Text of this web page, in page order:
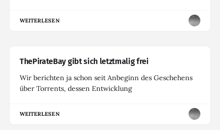
WEITERLESEN
ThePirateBay gibt sich letztmalig frei
Wir berichten ja schon seit Anbeginn des Geschehens
über Torrents, dessen Entwicklung
WEITERLESEN